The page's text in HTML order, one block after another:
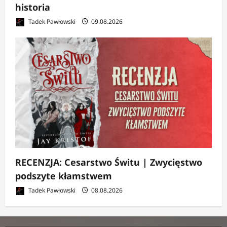
historia
Tadek Pawłowski 09.08.2026
RECENZJA: Cesarstwo Świtu | Zwycięstwo
podszyte kłamstwem
Tadek Pawłowski 08.08.2026